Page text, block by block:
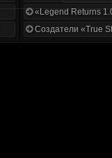
«Legend Returns
Создатели «True